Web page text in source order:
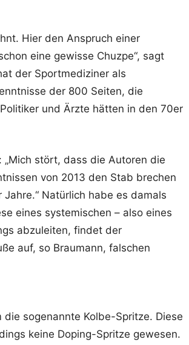
Hier den Anspruch einer
eine gewisse Chuzpe“, sagt
der Sportmediziner als
der 800 Seiten, die
und Ärzte hätten in den 70er
„Mich stört, dass die Autoren die
von 2013 den Stab brechen
Natürlich habe es damals
eines systemischen – also eines
abzuleiten, findet der
auf, so Braumann, falschen
sogenannte Kolbe-Spritze. Diese
keine Doping-Spritze gewesen.